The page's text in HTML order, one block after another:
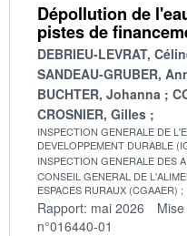
Dépollution de
pistes de
DEBRIEU-LEVRAT,
SANDEAU-GRUBER,
BUCHTER, Johanna
CROSNIER, Gilles
INSPECTION GENERALE DE
DEVELOPPEMENT DURABLE
INSPECTION GENERALE DES
CONSEIL GENERAL DE
ESPACES RURAUX (CGAAER)
Rapport: mai 2026
n°016440-01